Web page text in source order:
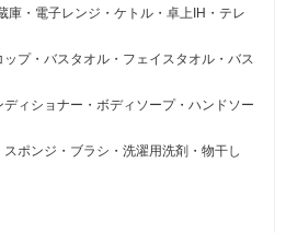
庫・電子レンジ・ケトル・卓上IH・テレ
ップ・バスタオル・フェイスタオル・バス
ディショナー・ボディソープ・ハンドソー
スポンジ・ブラシ・洗濯用洗剤・物干し